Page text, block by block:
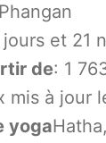
et 21
de: 1
mis à jour
yoga